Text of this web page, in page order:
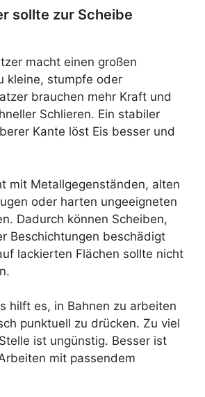
sollte zur Scheibe
macht einen großen
kleine, stumpfe oder
brauchen mehr Kraft und
Schlieren. Ein stabiler
Kante löst Eis besser und
mit Metallgegenständen, alten
oder harten ungeeigneten
Dadurch können Scheiben,
Beschichtungen beschädigt
lackierten Flächen sollte nicht
hilft es, in Bahnen zu arbeiten
punktuell zu drücken. Zu viel
ist ungünstig. Besser ist
mit passendem